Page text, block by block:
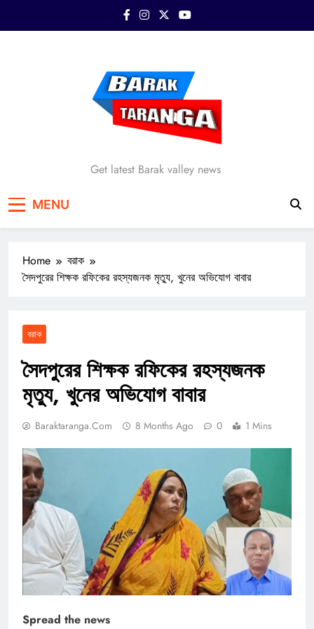
Barak Taranga
Get latest Barak valley news
MENU
Home
বরাক
সৈদপুরের শিক্ষক রফিকের রহস্যজনক মৃত্যু, খুনের অভিযোগ বাবার
বরাক
সৈদপুরের শিক্ষক রফিকের রহস্যজনক
মৃত্যু, খুনের অভিযোগ বাবার
Baraktaranga.com 8 Months Ago 0 1 Mins
Spread the news